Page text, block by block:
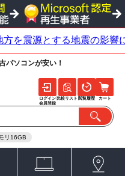
パソコンが安い！
リ16GB
ログイン
会員登録
比較リスト 閲覧履歴 カート